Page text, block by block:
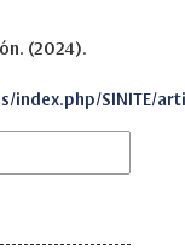
(2024).
index.php/SINITE/